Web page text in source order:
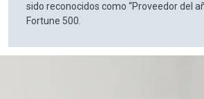
sido reconocidos como “Proveedor del
Fortune 500.